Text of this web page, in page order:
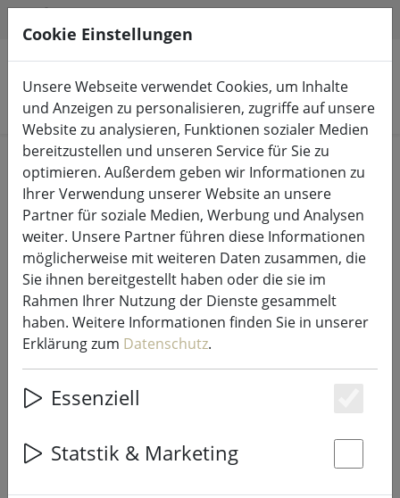
Produkte suchen
Start Lichterketten & Beleuchtung Lichterketten
Kaemingk Lichterkette Rice Lights
120 LED Blinkfunktion warm-
kaltweiß 9m schwarz außen
47% SPAREN
Cookie Einstellungen
Unsere Webseite verwendet Cookies, um Inhalte
und Anzeigen zu personalisieren, zugriffe auf unsere
Website zu analysieren, Funktionen sozialer Medien
bereitzustellen und unseren Service für Sie zu
optimieren. Außerdem geben wir Informationen zu
Ihrer Verwendung unserer Website an unsere
Partner für soziale Medien, Werbung und Analysen
weiter. Unsere Partner führen diese Informationen
möglicherweise mit weiteren Daten zusammen, die
Sie ihnen bereitgestellt haben oder die sie im
Rahmen Ihrer Nutzung der Dienste gesammelt
haben. Weitere Informationen finden Sie in unserer
Erklärung zum Datenschutz.
Essenziell
Statstik & Marketing